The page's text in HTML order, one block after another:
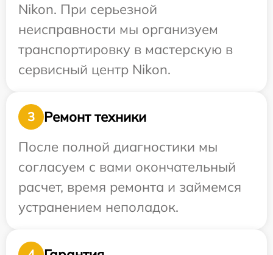
Nikon. При серьезной
неисправности мы организуем
транспортировку в мастерскую в
сервисный центр Nikon.
3
Ремонт техники
После полной диагностики мы
согласуем с вами окончательный
расчет, время ремонта и займемся
устранением неполадок.